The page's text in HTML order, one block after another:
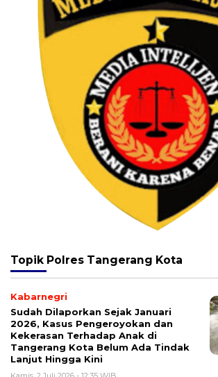
Topik Polres Tangerang Kota
Kabarnegri
Sudah Dilaporkan Sejak Januari
2026, Kasus Pengeroyokan dan
Kekerasan Terhadap Anak di
Tangerang Kota Belum Ada Tindak
Lanjut Hingga Kini